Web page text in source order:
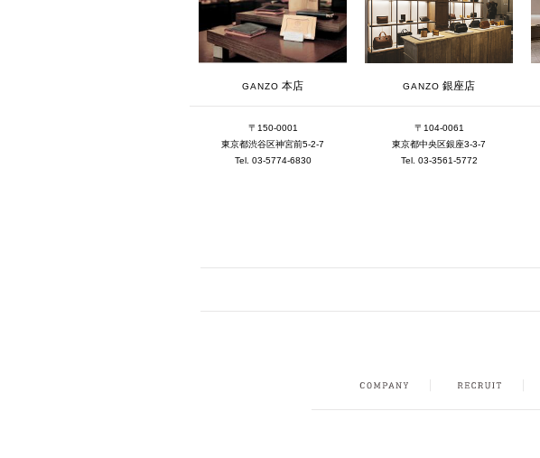
GANZO 本店
〒150-0001
東京都渋谷区神宮前5-2-7
Tel. 03-5774-6830
GANZO 銀座店
〒104-0061
東京都中央区銀座3-3-7
Tel. 03-3561-5772
INSTAGRAM